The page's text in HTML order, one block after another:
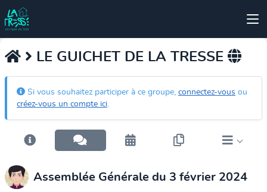
LE GUICHET DE LA TRESSE
Si vous souhaitez participer à ce groupe, connectez-vous ou
créez-vous un compte ici.
Assemblée Générale du 3 février 2024